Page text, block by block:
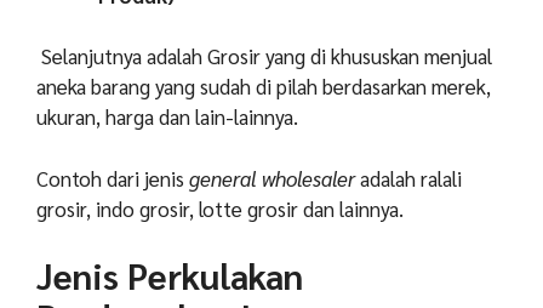
Selanjutnya adalah Grosir yang di khususkan menjual
aneka barang yang sudah di pilah berdasarkan merek,
ukuran, harga dan lain-lainnya.
Contoh dari jenis general wholesaleradalah ralali
grosir, indo grosir, lotte grosir dan lainnya.
Jenis Perkulakan